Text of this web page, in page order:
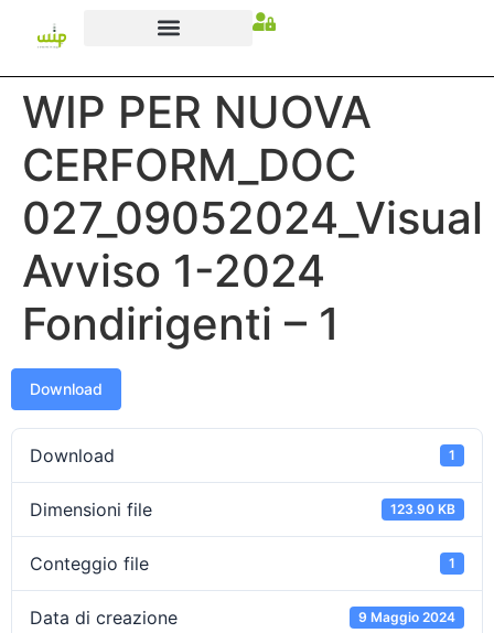
WIP PER NUOVA
CERFORM_DOC
027_09052024_Visual
Avviso 1-2024
Fondirigenti – 1
Download
Download 1
Dimensioni file 123.90 KB
Conteggio file 1
Data di creazione 9 Maggio 2024